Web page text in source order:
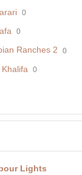
0
0
Ranches 2 0
Khalifa 0
Lights